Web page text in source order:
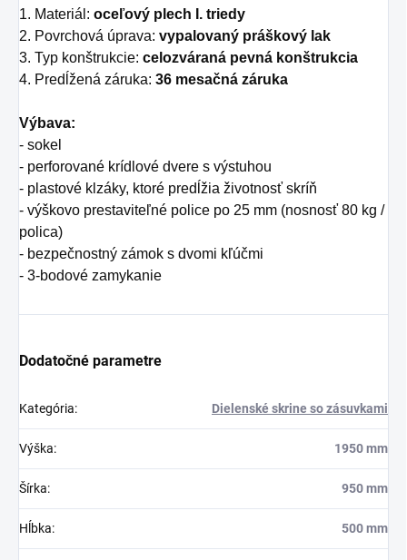
1. Materiál: oceľový plech I. triedy
2. Povrchová úprava: vypalovaný práškový lak
3. Typ konštrukcie: celozváraná pevná konštrukcia
4. Predĺžená záruka: 36 mesačná záruka
Výbava:
- sokel
- perforované krídlové dvere s výstuhou
- plastové klzáky, ktoré predĺžia životnosť skríň
- výškovo prestaviteľné police po 25 mm (nosnosť 80 kg /
polica)
- bezpečnostný zámok s dvomi kľúčmi
- 3-bodové zamykanie
Dodatočné parametre
Kategória: Dielenské skrine so zásuvkami
Výška: 1950 mm
Šírka: 950 mm
Hĺbka: 500 mm